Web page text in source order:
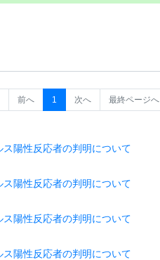
前へ 1 次へ 最終ページへ
陽性反応者の判明について
陽性反応者の判明について
陽性反応者の判明について
陽性反応者の判明について